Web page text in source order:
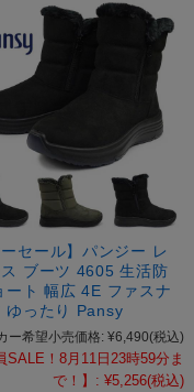
ーセール】パンジー レ
ブーツ 4605 生活防
ート 幅広 4E ファスナ
ゆったり Pansy
ー希望小売価格: ¥6,490(税込)
SALE！8月11日23時59分ま
で！】: ¥5,256(税込)